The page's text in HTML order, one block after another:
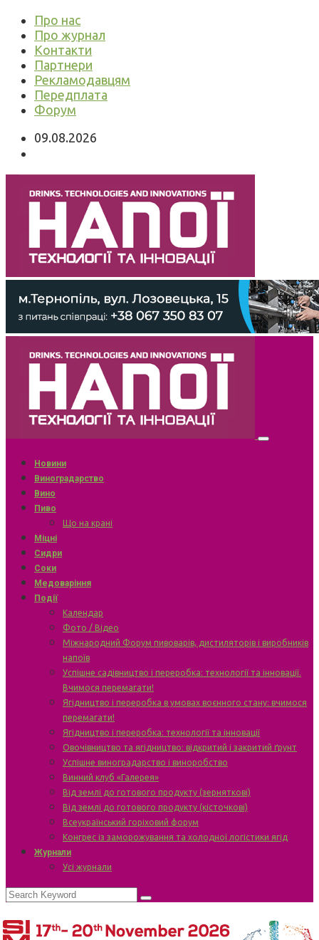
Про нас
Про журнал
Контакти
Партнери
Рекламодавцям
Передплата
Форум
09.08.2026
Новини
Виноградарство
Вино
Пиво
Що на крані
Міцні
Сидри
Соки
Медоваріння
Події
Календар
Фото / Відео
Міжнародний Форум пивоварів, дистиляторів і виробників
напоїв
Успішне садівництво і переробка: технології та інновації.
Вчимося перемагати!
Ягідництво і переробка в умовах воєнного стану: вчимося
перемагати!
Ягідництво і переробка: технології та інновації
Овочівництво та ягідництво: відкритий і закритий ґрунт
Успішне виноградарство і виноробство
Винний клуб «Галерея»
Від землі до готового продукту (зерняткові)
Від землі до готового продукту (кісточкові)
Всеукраїнський горіховий форум
Конгрес із заморожування та холодної логістики ягід
Журнали
Усі журнали